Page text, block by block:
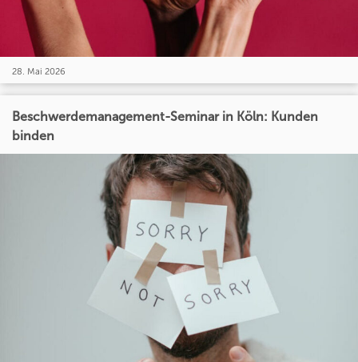
28. Mai 2026
Beschwerdemanagement-Seminar in Köln: Kunden
binden